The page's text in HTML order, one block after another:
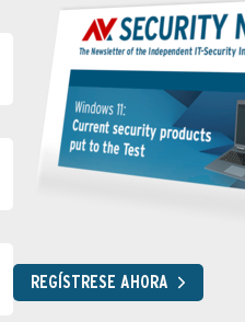
REGÍSTRESE AHORA